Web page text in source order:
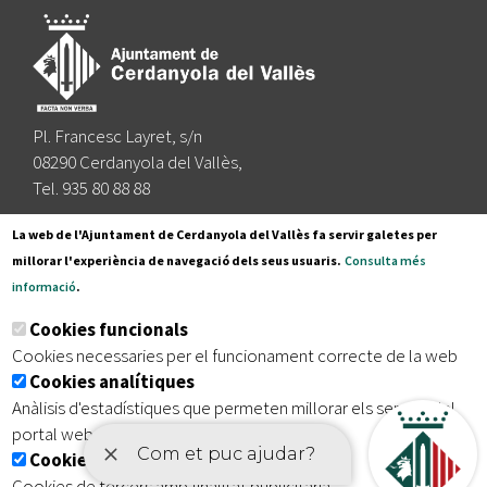
Pl. Francesc Layret, s/n
08290 Cerdanyola del Vallès,
Tel. 935 80 88 88
Segueix-nos a:
Subscriu-te al nostre butlletí
Inici | Avís legal | Protecció de dades
| Accessibilitat
La web de l'Ajuntament de Cerdanyola del Vallès fa servir galetes per
millorar l'experiència de navegació dels seus usuaris. Consulta més
informació.
Cookies funcionals
Cookies necessaries per el funcionament correcte de la web
Cookies analítiques
Anàlisis d'estadístiques que permeten millorar els serveis del
portal web
Cookies publicitàries